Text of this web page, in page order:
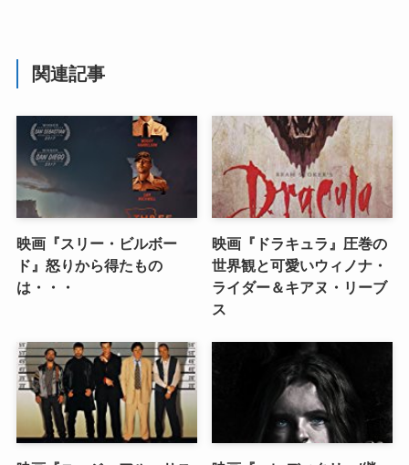
関連記事
映画『スリー・ビルボー
ド』怒りから得たもの
は・・・
映画『ドラキュラ』圧巻の
世界観と可愛いウィノナ・
ライダー＆キアヌ・リーブ
ス